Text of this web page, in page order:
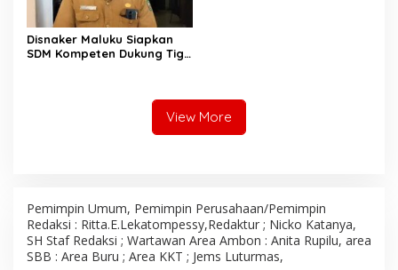
Disnaker Maluku Siapkan
SDM Kompeten Dukung Tiga
View More
Pemimpin Umum, Pemimpin Perusahaan/Pemimpin
Redaksi : Ritta.E.Lekatompessy,Redaktur ; Nicko Katanya,
SH Staf Redaksi ; Wartawan Area Ambon : Anita Rupilu, area
SBB : Area Buru ; Area KKT ; Jems Luturmas,